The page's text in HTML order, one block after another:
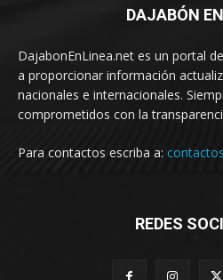
DAJABÓN
DajabonEnLinea.net es un portal
a proporcionar información
nacionales e internacionales.
comprometidos con la
Para contactos escriba a:
REDES